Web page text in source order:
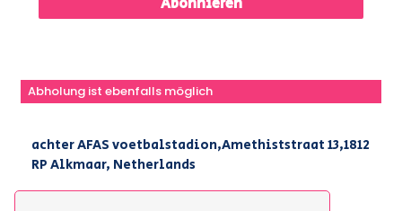
Abholung ist ebenfalls möglich
achter AFAS voetbalstadion,Amethiststraat 13,1812
RP Alkmaar, Netherlands